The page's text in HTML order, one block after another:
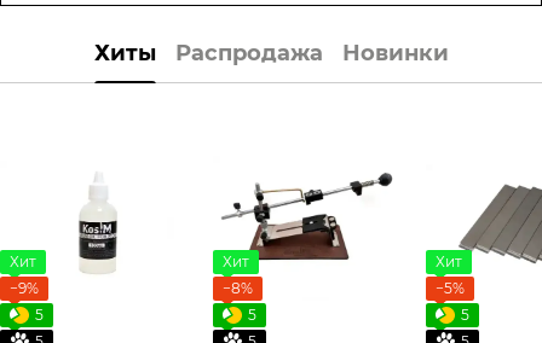
Хиты Распродажа Новинки
Хит
−9%
5
Хит
−8%
5
Хит
−5%
5